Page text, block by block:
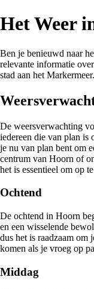
Het Weer
Ben je benieuwd naar
relevante informatie
stad aan het Markermeer.
De weersverwachting
iedereen die van plan is
je nu van plan bent om
centrum van Hoorn of
het is essentieel om op
Ochtend
De ochtend in Hoorn
en een wisselende
dus het is raadzaam om
komen als je vroeg op
Middag